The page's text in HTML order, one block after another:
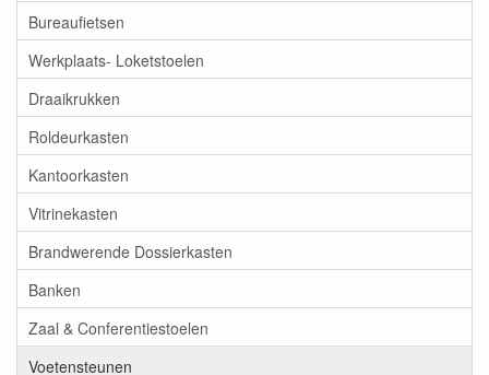
Bureaufietsen
Werkplaats- Loketstoelen
Draaikrukken
Roldeurkasten
Kantoorkasten
Vitrinekasten
Brandwerende Dossierkasten
Banken
Zaal & Conferentiestoelen
Voetensteunen